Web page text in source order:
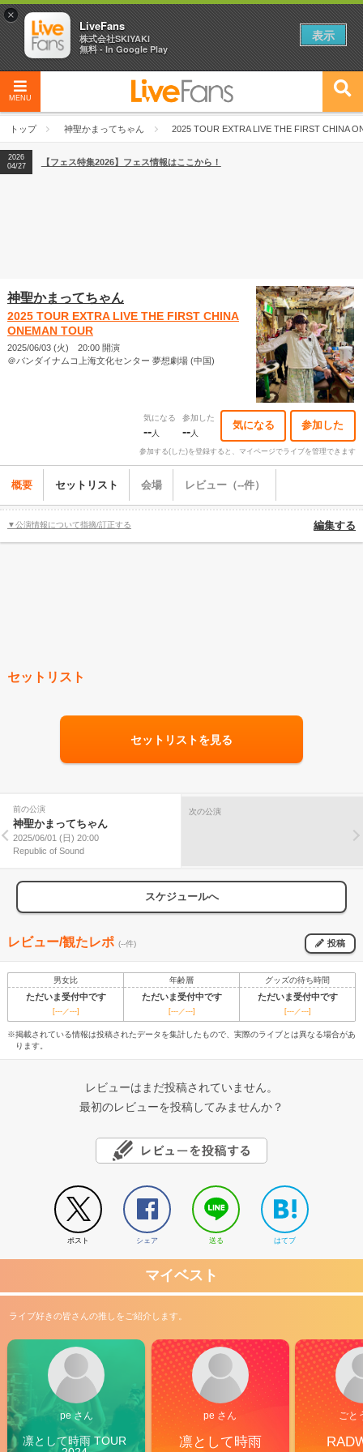
MENU
トップ 神聖かまってちゃん 2025 TOUR EXTRA LIVE THE FIRST CHINA
2026
04/27
2026
【ライブ動員ランキング】2026年上半期編発表！
2026
04/27
【フェス特集2026】フェス情報はここから！
神聖かまってちゃん
2025 TOUR EXTRA LIVE THE FIRST CHINA
ONEMAN TOUR
2025/06/03 (火) 20:00 開演
＠バンダイナムコ上海文化センター 夢想劇場 (中国)
気になる
--人
参加した
--人
気になる 参加した
参加する(した)を登録すると、マイページでライブを管理できます
概要 セットリスト 会場 レビュー（--件）
▼公演情報について指摘/訂正する 編集する
セットリスト
セットリストを見る
前の公演
神聖かまってちゃん
2025/06/01 (日) 20:00
Republic of Sound
次の公演
スケジュールへ
レビュー/観たレポ (--件) 投稿
男女比 年齢層 グッズの待ち時間
ただいま受付中です ただいま受付中です ただいま受付中です
[---／---] [---／---] [---／---]
※掲載されている情報は投稿されたデータを集計したもので、実際のライブとは異なる場合があ
ります。
レビューはまだ投稿されていません。
最初のレビューを投稿してみませんか？
ポスト シェア 送る はてブ
マイベスト
ライブ好きの皆さんの推しをご紹介します。
pe さん
凛として時雨 TOUR
pe さん
凛として時雨
ごと
×
LiveFans
株式会社SKIYAKI
無料 - In Google Play
表示